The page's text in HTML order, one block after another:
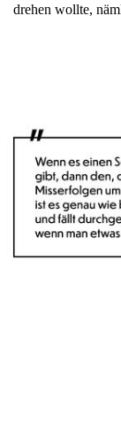
drehen wollte,